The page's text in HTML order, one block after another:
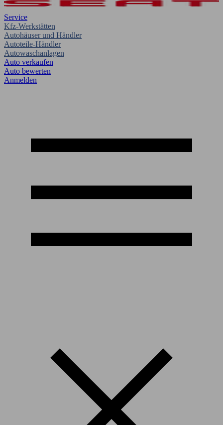
Service
Kfz-Werkstätten
Autohäuser und Händler
Autoteile-Händler
Autowaschanlagen
Auto verkaufen
Auto bewerten
Anmelden